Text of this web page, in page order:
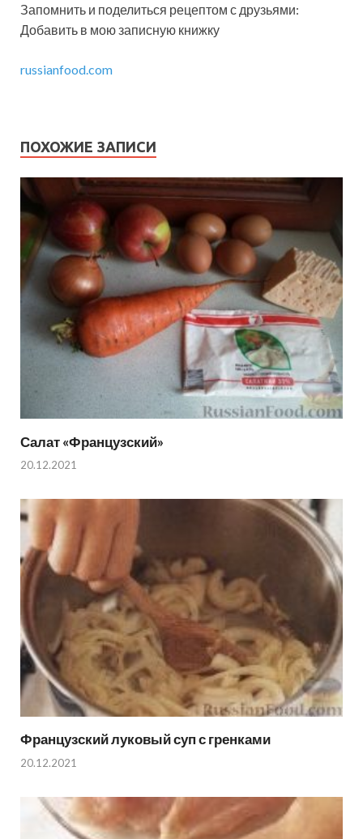
Запомнить и поделиться рецептом с друзьями:
Добавить в мою записную книжку
russianfood.com
ПОХОЖИЕ ЗАПИСИ
Салат «Французский»
20.12.2021
Французский луковый суп с гренками
20.12.2021